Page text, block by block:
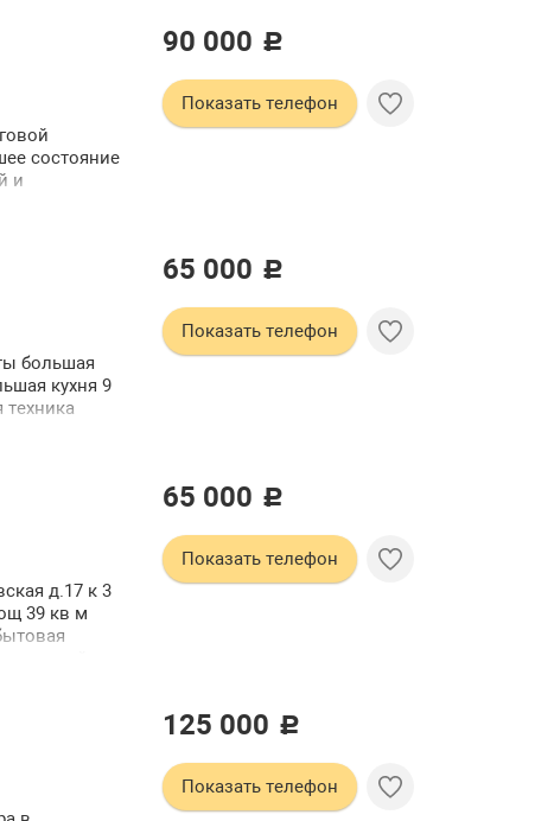
90 000 c
Показать телефон
состояние
и
65 000 c
Показать телефон
большая
кухня 9
техника
65 000 c
Показать телефон
д.17 к 3
39 кв м
125 000 c
Показать телефон